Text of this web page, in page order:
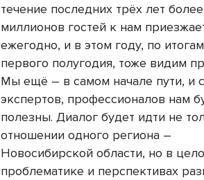
течение последних трёх лет
миллионов гостей к нам
ежегодно, и в этом году, по итогам
первого полугодия, тоже видим
Мы ещё – в самом начале пути, и
экспертов, профессионалов нам
полезны. Диалог будет идти не
отношении одного региона –
Новосибирской области, но в
проблематике и перспективах